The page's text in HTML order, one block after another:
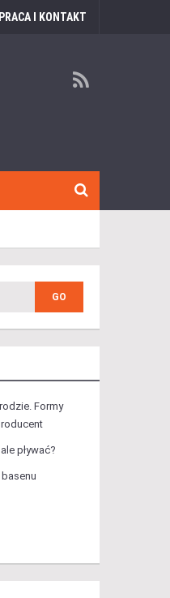
I KONTAKT
Formy
pływać?